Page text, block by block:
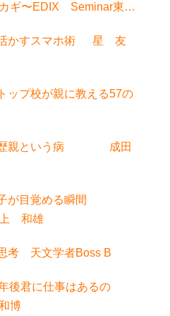
ギ〜EDIX Seminar東京
かすスマホ術 星 友
プ校が親に教える57の
歴親という病 成田
目覚める瞬間
和雄
考 天文学者Boss B
君に仕事はあるの
和博